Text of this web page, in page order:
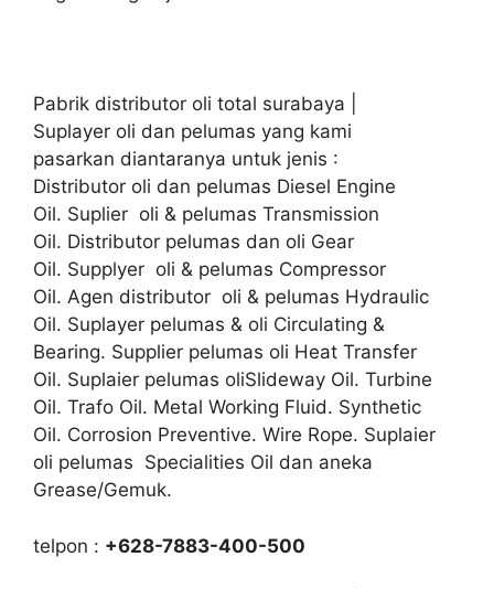
Pabrik distributor oli total surabaya |
Suplayer oli dan pelumas yang kami
pasarkan diantaranya untuk jenis :
Distributor oli dan pelumas Diesel Engine
Oil. Suplier oli & pelumas Transmission
Oil. Distributor pelumas dan oli Gear
Oil. Supplyer oli & pelumas Compressor
Oil. Agen distributor oli & pelumas Hydraulic
Oil. Suplayer pelumas & oli Circulating &
Bearing. Supplier pelumas oli Heat Transfer
Oil. Suplaier pelumas oliSlideway Oil. Turbine
Oil. Trafo Oil. Metal Working Fluid. Synthetic
Oil. Corrosion Preventive. Wire Rope. Suplaier
oli pelumas Specialities Oil dan aneka
Grease/Gemuk.
telpon : +628-7883-400-500